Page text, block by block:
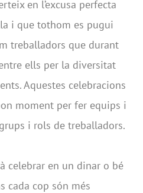
en l’excusa perfecta
i que tothom es pugui
treballadors que durant
ells per la diversitat
Aquestes celebracions
moment per fer equips i
i rols de treballadors.
celebrar en un dinar o bé
cada cop són més